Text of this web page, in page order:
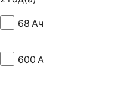
68 Aч
600 А